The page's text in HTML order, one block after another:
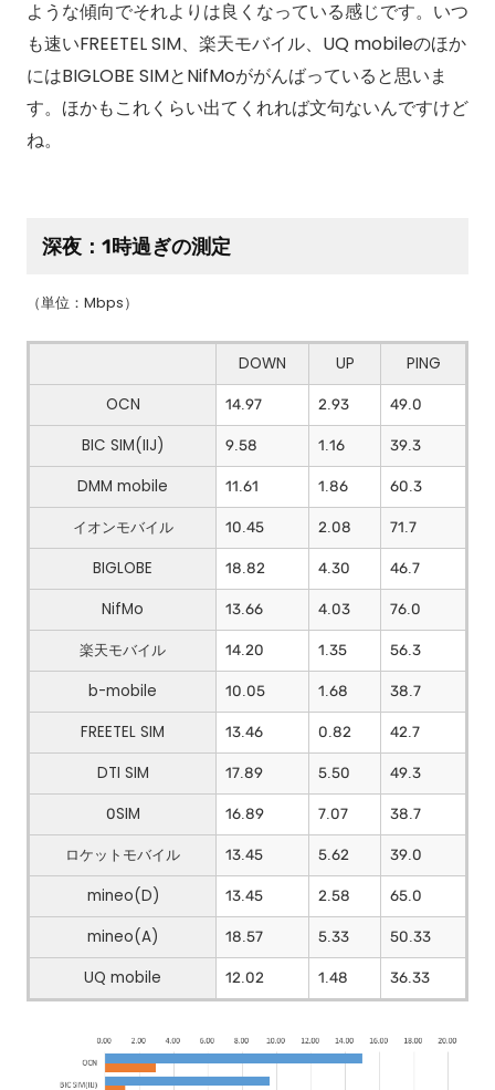
ような傾向でそれよりは良くなっている感じです。いつ
も速いFREETEL SIM、楽天モバイル、UQ mobileのほか
にはBIGLOBE SIMとNifMoががんばっていると思いま
す。ほかもこれくらい出てくれれば文句ないんですけど
ね。
深夜：1時過ぎの測定
（単位：Mbps）
DOWN UP
PING
OCN
14.97 2.93
49.0
BIC SIM(IIJ)
9.58 1.16
39.3
DMM mobile
11.61 1.86
60.3
イオンモバイル
10.45 2.08
71.7
BIGLOBE
18.82 4.30
46.7
NifMo
13.66 4.03
76.0
楽天モバイル
14.20 1.35
56.3
b-mobile
10.05 1.68
38.7
FREETEL SIM
13.46 0.82
42.7
DTI SIM
17.89 5.50
49.3
0SIM
16.89 7.07
38.7
ロケットモバイル
13.45 5.62
39.0
mineo(D)
13.45 2.58
65.0
mineo(A)
18.57 5.33
50.33
UQ mobile
12.02 1.48 36.33